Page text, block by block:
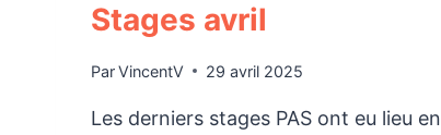
Stages avril
ParVincentV 29 avril 2025
Les derniers stages PAS ont eu lieu en